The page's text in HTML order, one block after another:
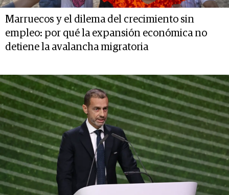
Marruecos y el dilema del crecimiento sin
empleo: por qué la expansión económica no
detiene la avalancha migratoria